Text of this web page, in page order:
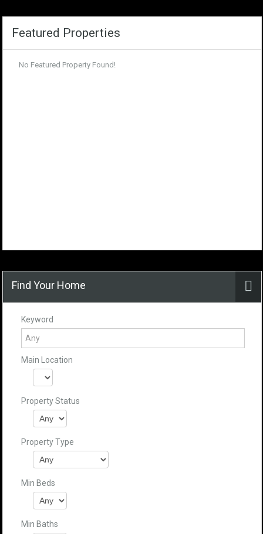
Featured Properties
No Featured Property Found!
Find Your Home
Keyword
Main Location
Property Status
Property Type
Min Beds
Min Baths